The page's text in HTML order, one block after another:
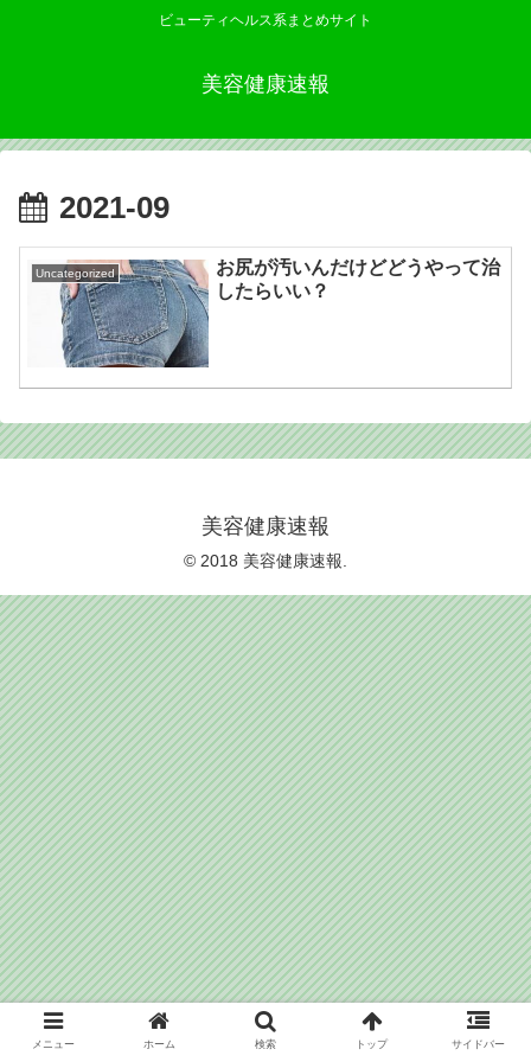
ビューティヘルス系まとめサイト
美容健康速報
2021-09
Uncategorized
お尻が汚いんだけどどうやって治
したらいい？
美容健康速報
© 2018 美容健康速報.
メニュー ホーム 検索 トップ サイドバー